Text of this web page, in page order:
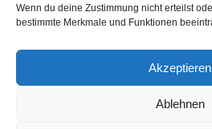
Wenn du deine Zustimmung nicht erteilst
bestimmte Merkmale und Funktionen
Akzeptieren
Ablehnen
10.00-12.00 Uhr &